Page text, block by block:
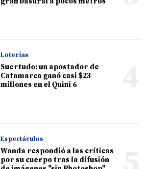
Loterías
Suertudo: un apostador de
Catamarca ganó casi $23
millones en el Quini 6
Espectáculos
Wanda respondió a las críticas
por su cuerpo tras la difusión